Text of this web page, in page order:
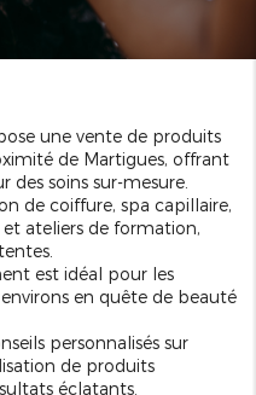
une vente de produits
de Martigues, offrant
des soins sur-mesure.
de coiffure, spa capillaire,
ateliers de formation,
est idéal pour les
en quête de beauté
personnalisés sur
de produits
éclatants.